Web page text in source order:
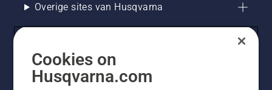
Overige sites van Husqvarna
Cookies on
Husqvarna.com